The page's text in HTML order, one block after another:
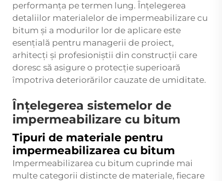
performanța pe termen lung. Înțelegerea
detaliilor materialelor de impermeabilizare cu
bitum și a modurilor lor de aplicare este
esențială pentru managerii de proiect,
arhitecți și profesioniștii din construcții care
doresc să asigure o protecție superioară
împotriva deteriorărilor cauzate de umiditate.
Înțelegerea sistemelor de
impermeabilizare cu bitum
Tipuri de materiale pentru
impermeabilizarea cu bitum
Impermeabilizarea cu bitum cuprinde mai
multe categorii distincte de materiale, fiecare